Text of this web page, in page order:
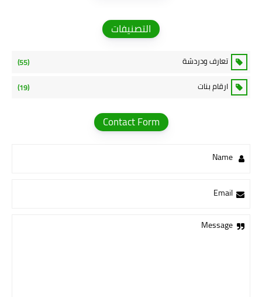
التصنيفات
تعارف ودردشة (55)
ارقام بنات (19)
Contact Form
Name
Email
Message